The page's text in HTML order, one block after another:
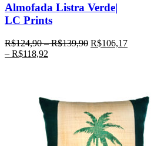
Almofada Listra Verde|
LC Prints
R$124,90–R$139,90 R$106,17
– R$118,92